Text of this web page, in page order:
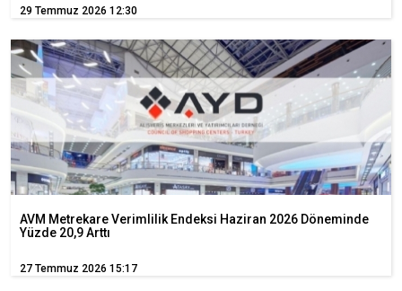
29 Temmuz 2026 12:30
AVM Metrekare Verimlilik Endeksi Haziran 2026 Döneminde
Yüzde 20,9 Arttı
27 Temmuz 2026 15:17